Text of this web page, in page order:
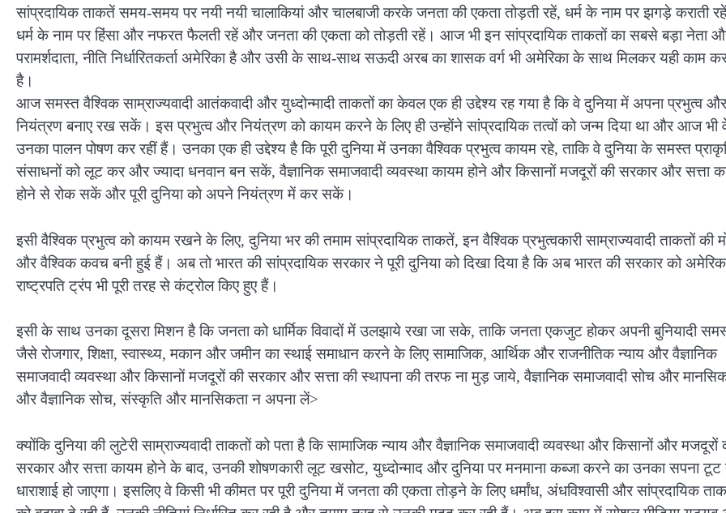
सांप्रदायिक ताकतें समय-समय पर नयी नयी चालाकियां और चालबाजी करके जनता की एकता तोड़ती रहें, धर्म के नाम पर झगड़े कराती
धर्म के नाम पर हिंसा और नफरत फैलती रहें और जनता की एकता को तोड़ती रहें। आज भी इन सांप्रदायिक ताकतों का सबसे बड़ा नेता
परामर्शदाता, नीति निर्धारितकर्ता अमेरिका है और उसी के साथ-साथ सऊदी अरब का शासक वर्ग भी अमेरिका के साथ मिलकर यही काम
है।
आज समस्त वैश्विक साम्राज्यवादी आतंकवादी और युध्दोन्मादी ताकतों का केवल एक ही उद्देश्य रह गया है कि वे दुनिया में अपना प्रभुत्व और
नियंत्रण बनाए रख सकें। इस प्रभुत्व और नियंत्रण को कायम करने के लिए ही उन्होंने सांप्रदायिक तत्वों को जन्म दिया था और आज भी
उनका पालन पोषण कर रहीं हैं। उनका एक ही उद्देश्य है कि पूरी दुनिया में उनका वैश्विक प्रभुत्व कायम रहे, ताकि वे दुनिया के समस्त
संसाधनों को लूट कर और ज्यादा धनवान बन सकें, वैज्ञानिक समाजवादी व्यवस्था कायम होने और किसानों मजदूरों की सरकार और सत्ता
होने से रोक सकें और पूरी दुनिया को अपने नियंत्रण में कर सकें।
इसी वैश्विक प्रभुत्व को कायम रखने के लिए, दुनिया भर की तमाम सांप्रदायिक ताकतें, इन वैश्विक प्रभुत्वकारी साम्राज्यवादी ताकतों की
और वैश्विक कवच बनी हुई हैं। अब तो भारत की सांप्रदायिक सरकार ने पूरी दुनिया को दिखा दिया है कि अब भारत की सरकार को
राष्ट्रपति ट्रंप भी पूरी तरह से कंट्रोल किए हुए हैं।
इसी के साथ उनका दूसरा मिशन है कि जनता को धार्मिक विवादों में उलझाये रखा जा सके, ताकि जनता एकजुट होकर अपनी बुनियादी
जैसे रोजगार, शिक्षा, स्वास्थ्य, मकान और जमीन का स्थाई समाधान करने के लिए सामाजिक, आर्थिक और राजनीतिक न्याय और वैज्ञानिक
समाजवादी व्यवस्था और किसानों मजदूरों की सरकार और सत्ता की स्थापना की तरफ ना मुड़ जाये, वैज्ञानिक समाजवादी सोच और
और वैज्ञानिक सोच, संस्कृति और मानसिकता न अपना लें>
क्योंकि दुनिया की लुटेरी साम्राज्यवादी ताकतों को पता है कि सामाजिक न्याय और वैज्ञानिक समाजवादी व्यवस्था और किसानों और मजदूरों
सरकार और सत्ता कायम होने के बाद, उनकी शोषणकारी लूट खसोट, युध्दोन्माद और दुनिया पर मनमाना कब्जा करने का उनका सपना
धाराशाई हो जाएगा। इसलिए वे किसी भी कीमत पर पूरी दुनिया में जनता की एकता तोड़ने के लिए धर्मांध, अंधविश्वासी और सांप्रदायिक